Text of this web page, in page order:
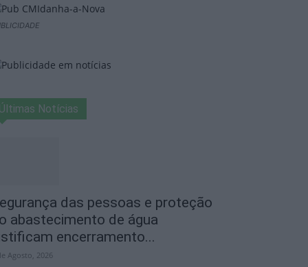
Últimas Notícias
das pessoas e proteção
abastecimento de água
encerramento...
Agosto, 2026